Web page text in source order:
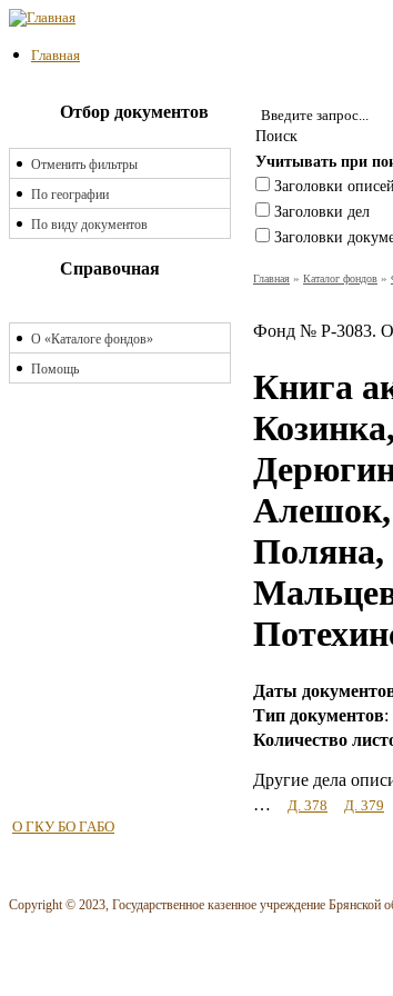
Главная
Поиск
Учитывать при
Заголовки описей
Заголовки дел
Заголовки
Главная » Каталог фондов »
Фонд № Р-3083.
Книга
Алешок,
Поляна,
Даты
Тип документов:
Количество
Другие дела
…
Д. 378 Д. 379
Отбор документов
Отменить фильтры
По географии
По виду документов
Справочная
О «Каталоге фондов»
Помощь
О ГКУ БО ГАБО
Copyright © 2023, Государственное казенное учреждение Брянской